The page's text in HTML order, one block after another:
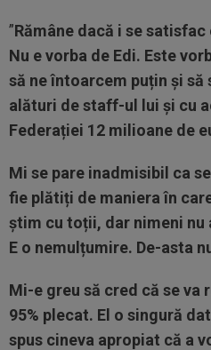
”Rămâne dacă i se
Nu e vorba de Edi. Este
să ne întoarcem puțin și să
alături de staff-ul lui și cu
Federației 12 milioane de
Mi se pare inadmisibil ca
fie plătiți de maniera în
știm cu toții, dar nimeni nu
E o nemulțumire. De-asta
Mi-e greu să cred că se va
95% plecat. El o singură
spus cineva apropiat că a